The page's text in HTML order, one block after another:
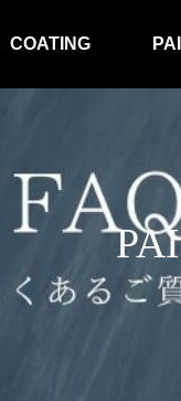
COATING